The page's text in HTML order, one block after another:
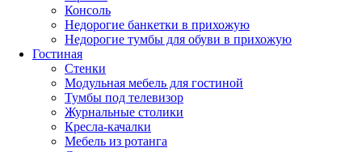
Консоль
Недорогие банкетки в прихожую
Недорогие тумбы для обуви в прихожую
Гостиная
Стенки
Модульная мебель для гостиной
Тумбы под телевизор
Журнальные столики
Кресла-качалки
Мебель из ротанга